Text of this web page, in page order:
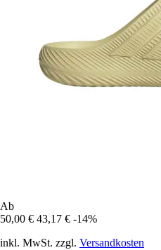
Ab
50,00 € 43,17 € -14%
inkl. MwSt. zzgl. Versandkosten